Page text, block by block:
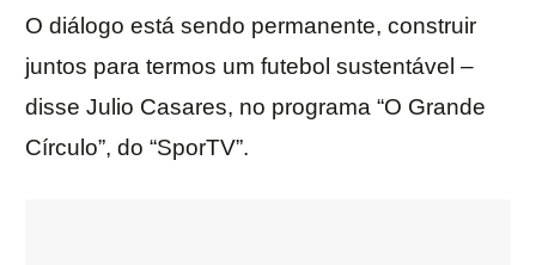
O diálogo está sendo permanente, construir
juntos para termos um futebol sustentável –
disse Julio Casares, no programa “O Grande
Círculo”, do “SporTV”.